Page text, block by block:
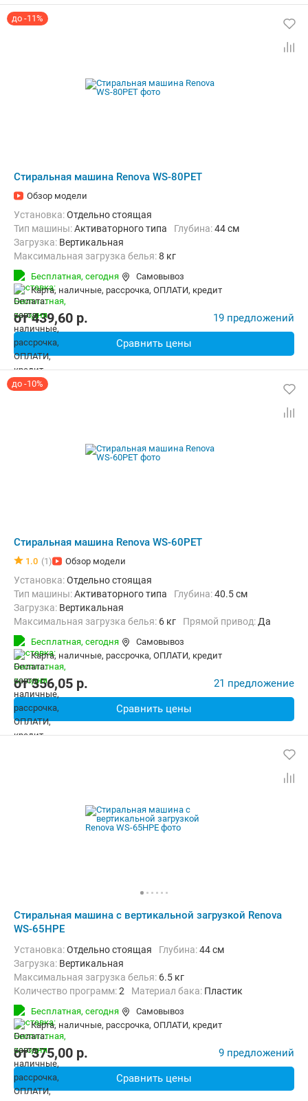
до -11%
Стиральная машина Renova WS-80PET
Обзор модели
Установка:Отдельно стоящая
Тип машины:Активаторного типа Глубина:44 см
загрузка: Вертикальная
Максимальная загрузка белья:8 кг
Количество программ:
Материал бака:
Пластик
Дополнительные функции:
Возможность дозагрузки белья
Ширина:
77.5 см
Бесплатная, сегодня
Самовывоз
карта, наличные, рассрочка, ОПЛАТИ, кредит
от439,60 p. 19 предложений
Сравнить цены
до -10%
Стиральная машина Renova WS-60PET
1.0 (1) Обзор модели
Установка:Отдельно стоящая
Тип машины:Активаторного типа Глубина:40.5 см
загрузка: Вертикальная
Максимальная загрузка белья: 6 кг прямой привод: Да
Количество программ:
Материал бака:
Пластик
Дополнительные функции:
Возможность дозагрузки белья
Безопасность:
Бесплатная, сегодня
Самовывоз
карта, наличные, рассрочка, ОПЛАТИ, кредит
от356,05 p. 21 предложение
Сравнить цены
Стиральная машина с вертикальной загрузкой Renova
WS-65HPE
Установка:Отдельно стоящая Глубина:44 см
загрузка: Вертикальная
Максимальная загрузка белья: 6.5 кг
Количество программ:2 Материал бака: Пластик
Дополнительные функции:
Ширина:48 см
Бесплатная, сегодня
Самовывоз
карта, наличные, рассрочка, ОПЛАТИ, кредит
от375,00 p. 9 предложений
Сравнить цены